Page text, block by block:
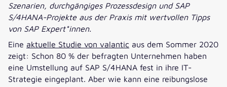
Szenarien, durchgängiges Prozessdesign und SAP
S/4HANA-Projekte aus der Praxis mit wertvollen Tipps
von SAP Expert*innen.
Eine aktuelle Studie von valantic aus dem Sommer 2020
zeigt: Schon 80 % der befragten Unternehmen haben
eine Umstellung auf SAP S/4HANA fest in ihre IT-
Strategie eingeplant. Aber wie kann eine reibungslose